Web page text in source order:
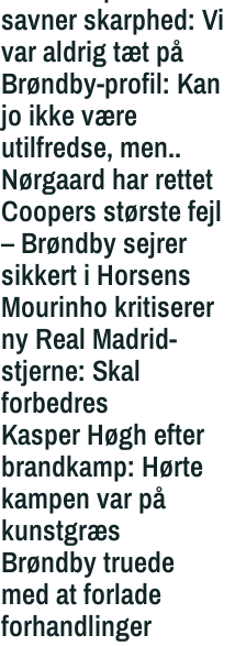
savner skarphed: Vi
var aldrig tæt på
Brøndby-profil: Kan
jo ikke være
utilfredse, men..
Nørgaard har rettet
Coopers største fejl
– Brøndby sejrer
sikkert i Horsens
Mourinho kritiserer
ny Real Madrid-
stjerne: Skal
forbedres
Kasper Høgh efter
brandkamp: Hørte
kampen var på
kunstgræs
Brøndby truede
med at forlade
forhandlinger